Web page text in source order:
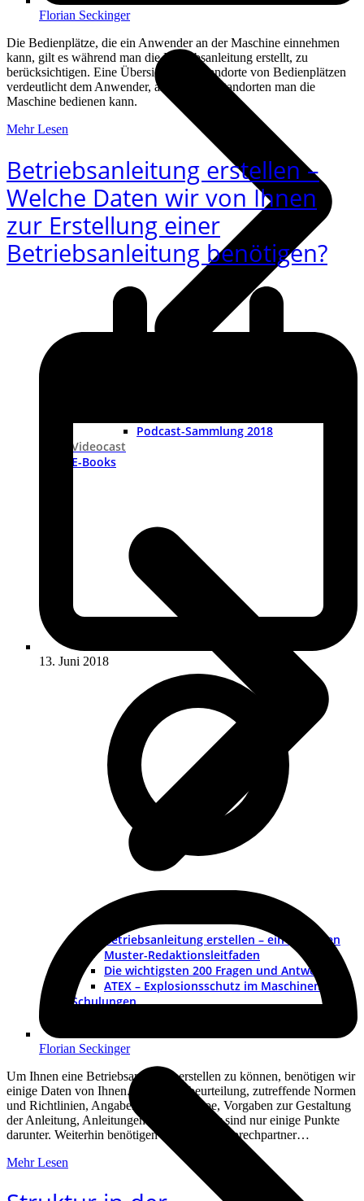
Podcast-Sammlung 2018
Videocast
E-Books
Betriebsanleitung erstellen – ein Leitfaden
Muster-Redaktionsleitfaden
Die wichtigsten 200 Fragen und Antworten
ATEX – Explosionsschutz im Maschinenbau
Schulungen
Florian Seckinger
Die Bedienplätze, die ein Anwender an der Maschine einnehmen
kann, gilt es während man die Betriebsanleitung erstellt, zu
berücksichtigen. Eine Übersicht aller Standorte von Bedienplätzen
verdeutlicht dem Anwender, an welchen Standorten man die
Maschine bedienen kann.
Mehr Lesen
Betriebsanleitung erstellen –
Welche Daten wir von Ihnen
zur Erstellung einer
Betriebsanleitung benötigen?
13. Juni 2018
Florian Seckinger
Um Ihnen eine Betriebsanleitung erstellen zu können, benötigen wir
einige Daten von Ihnen. Die Risikobeurteilung, zutreffende Normen
und Richtlinien, Angaben zur Zielgruppe, Vorgaben zur Gestaltung
der Anleitung, Anleitungen von Zulieferer sind nur einige Punkte
darunter. Weiterhin benötigen wir einen Ansprechpartner…
Mehr Lesen